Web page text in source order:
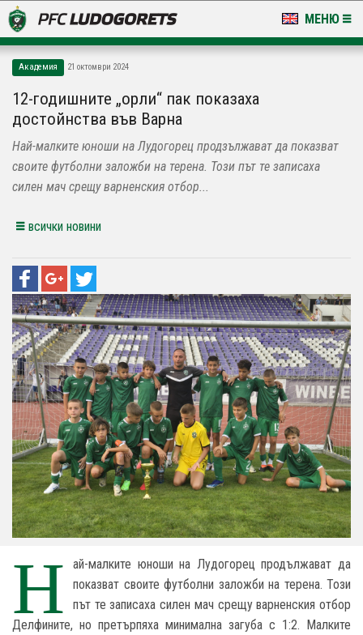
МЕНЮ
LUDOGORETS TV
НА ТЕРЕНА
СТАДИОН & БАЗИ
Академия 21 октомври 2024
12-годишните „орли“ пак показаха
достойнства във Варна
Най-малките юноши на Лудогорец продзължават да показват
своите футболни заложби на терена. Този път те записаха
силен мач срещу варненския отбор...
всички новини
Н
ай-малките юноши на Лудогорец продължават да
показват своите футболни заложби на терена. Този
път те записаха силен мач срещу варненския отбор
Делфините, но претърпяха минимална загуба с 1:2. Малките